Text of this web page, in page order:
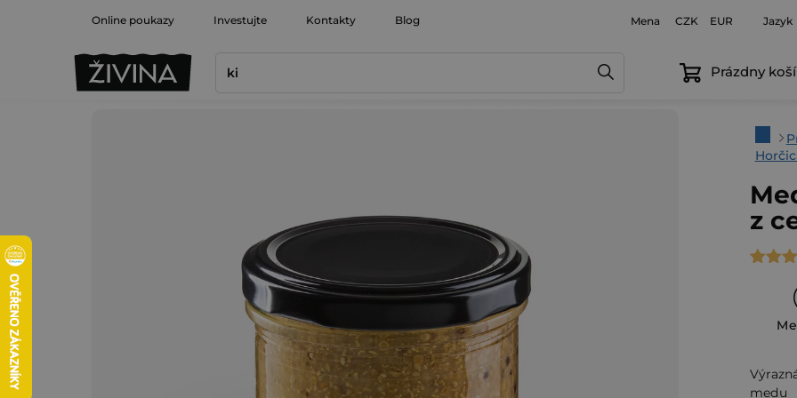
Online poukazy Investujte Kontakty Blog Mena CZK EUR Jazyk
Prázdny
z
z
medu